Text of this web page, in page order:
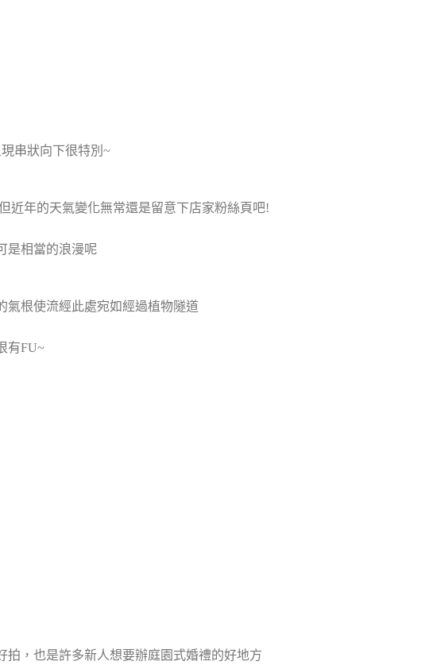
串狀向下很特別~
近年的天氣變化無常還是留意下店家粉絲頁吧!
是相當的浪漫呢
氣根使流經此處宛如經過植物隧道
有FU~
拍，也是許多新人想要辦庭園式婚禮的好地方